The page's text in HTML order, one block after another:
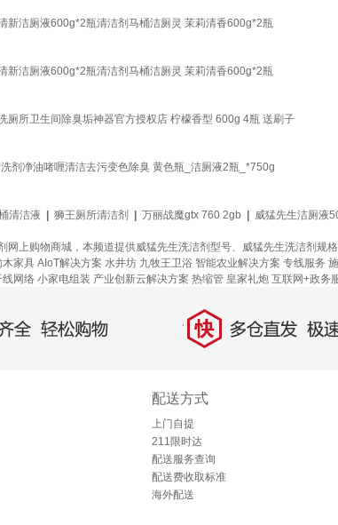
新洁厕液600g*2瓶清洁剂马桶洁厕灵 茉莉清香600g*2瓶
新洁厕液600g*2瓶清洁剂马桶洁厕灵 茉莉清香600g*2瓶
厕所卫生间除臭垢神器官方授权店 柠檬香型 600g 4瓶 送刷子
剂净油啫喱清洁去污变色除臭 黄色瓶_洁厕液2瓶_*750g
清洁液 狮王厕所清洁剂 万丽战魔gtx 760 2gb 威猛先生洁厕液
网上购物商城，本频道提供威猛先生洗洁剂型号、威猛先生洗洁剂规
木家具 AIoT解决方案 水井坊 九牧王卫浴 智能农业解决方案 专线服务
线网络 小家电组装 产业创新云解决方案 热缩管 皇家礼炮 互联网+政务
，轻松购物 快 多仓直发，极速
配送方式
上门自提
211限时达
配送服务查询
配送费收取标准
海外配送